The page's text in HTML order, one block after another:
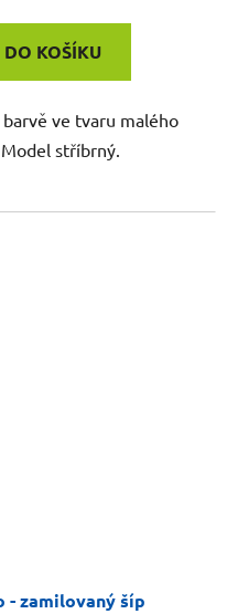
DO KOŠÍKU
ve tvaru malého
stříbrný.
- zamilovaný šíp